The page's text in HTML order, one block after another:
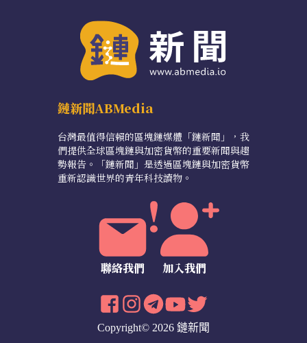
鏈新聞ABMedia
台灣最值得信賴的區塊鏈媒體「鏈新聞」，我
們提供全球區塊鏈與加密貨幣的重要新聞與趨
勢報告。「鏈新聞」是透過區塊鏈與加密貨幣
重新認識世界的青年科技讀物。
聯絡我們 加入我們
Copyright© 2026 鏈新聞